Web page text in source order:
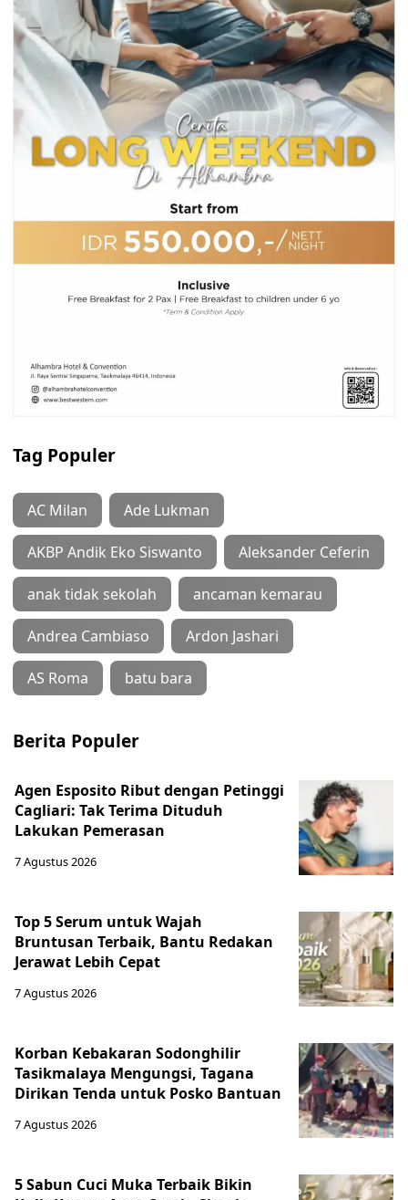
Tag Populer
AC Milan Ade Lukman
AKBP Andik Eko Siswanto Aleksander Ceferin
anak tidak sekolah ancaman kemarau
Andrea Cambiaso Ardon Jashari
AS Roma batu bara
Berita Populer
Agen Esposito Ribut dengan Petinggi
Cagliari: Tak Terima Dituduh
Lakukan Pemerasan
7 Agustus 2026
Top 5 Serum untuk Wajah
Bruntusan Terbaik, Bantu Redakan
Jerawat Lebih Cepat
7 Agustus 2026
Korban Kebakaran Sodonghilir
Tasikmalaya Mengungsi, Tagana
Dirikan Tenda untuk Posko Bantuan
7 Agustus 2026
5 Sabun Cuci Muka Terbaik Bikin